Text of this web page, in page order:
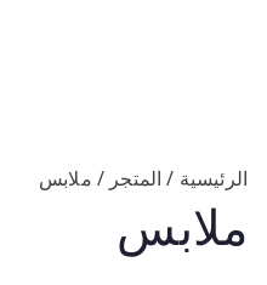
الرئيسية / المتجر / ملابس
ملابس